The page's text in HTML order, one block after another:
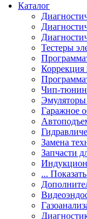
Каталог
Тестеры
Коррекция
Чип-
Эмуляторы
Гаражное
Замена
Запчасти
...